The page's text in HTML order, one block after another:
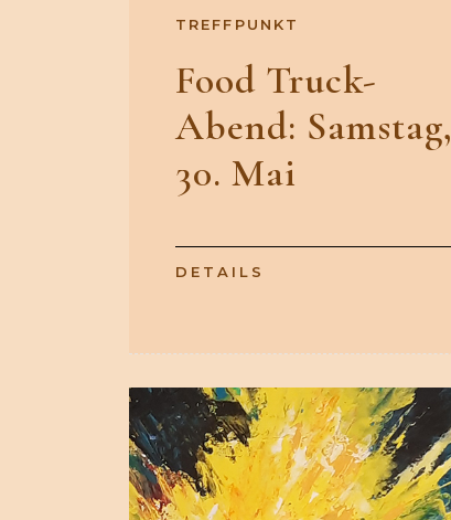
TREFFPUNKT
Food Truck-
Abend: Samstag,
30. Mai
DETAILS